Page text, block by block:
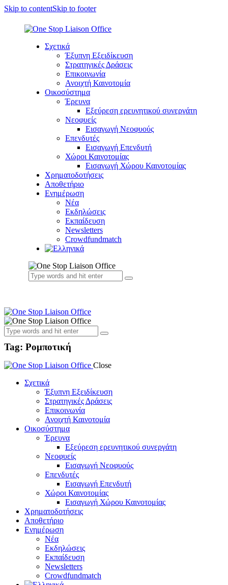
Skip to contentSkip to footer
Σχετικά
Έξυπνη Εξειδίκευση
Στρατηγικές Δράσεις
Επικοινωνία
Ανοιχτή Καινοτομία
Οικοσύστημα
Έρευνα
Εξεύρεση ερευνητικού συνεργάτη
Νεοφυείς
Εισαγωγή Νεοφυούς
Επενδυτές
Εισαγωγή Επενδυτή
Χώροι Καινοτομίας
Εισαγωγή Χώρου Καινοτομίας
Χρηματοδοτήσεις
Αποθετήριο
Ενημέρωση
Νέα
Εκδηλώσεις
Εκπαίδευση
Newsletters
Crowdfundmatch
Tag: Ρομποτική
Close
Σχετικά
Έξυπνη Εξειδίκευση
Στρατηγικές Δράσεις
Επικοινωνία
Ανοιχτή Καινοτομία
Οικοσύστημα
Έρευνα
Εξεύρεση ερευνητικού συνεργάτη
Νεοφυείς
Εισαγωγή Νεοφυούς
Επενδυτές
Εισαγωγή Επενδυτή
Χώροι Καινοτομίας
Εισαγωγή Χώρου Καινοτομίας
Χρηματοδοτήσεις
Αποθετήριο
Ενημέρωση
Νέα
Εκδηλώσεις
Εκπαίδευση
Newsletters
Crowdfundmatch